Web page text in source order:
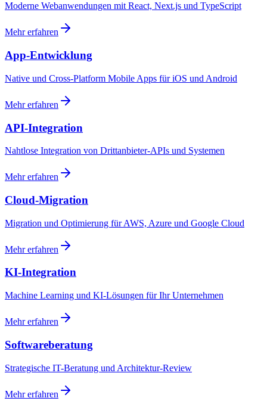
Moderne Webanwendungen mit React, Next.js und TypeScript
Mehr erfahren
App-Entwicklung
Native und Cross-Platform Mobile Apps für iOS und Android
Mehr erfahren
API-Integration
Nahtlose Integration von Drittanbieter-APIs und Systemen
Mehr erfahren
Cloud-Migration
Migration und Optimierung für AWS, Azure und Google Cloud
Mehr erfahren
KI-Integration
Machine Learning und KI-Lösungen für Ihr Unternehmen
Mehr erfahren
Softwareberatung
Strategische IT-Beratung und Architektur-Review
Mehr erfahren